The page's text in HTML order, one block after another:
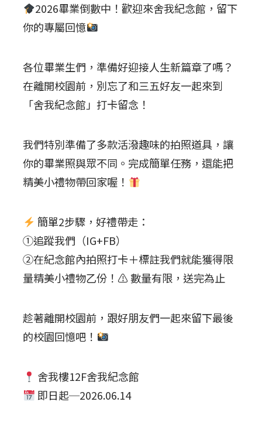
2026畢業倒數中！歡迎來舍我紀念館，留下
你的專屬回憶
各位畢業生們，準備好迎接人生新篇章了嗎？
在離開校園前，別忘了和三五好友一起來到
「舍我紀念館」打卡留念！
我們特別準備了多款活潑趣味的拍照道具，讓
你的畢業照與眾不同。完成簡單任務，還能把
精美小禮物帶回家喔！
簡單2步驟，好禮帶走：
①追蹤我們（IG+FB）
②在紀念館內拍照打卡＋標註我們就能獲得限
量精美小禮物乙份！⚠ 數量有限，送完為止
趁著離開校園前，跟好朋友們一起來留下最後
的校園回憶吧！
舍我樓12F舍我紀念館
即日起─2026.06.14